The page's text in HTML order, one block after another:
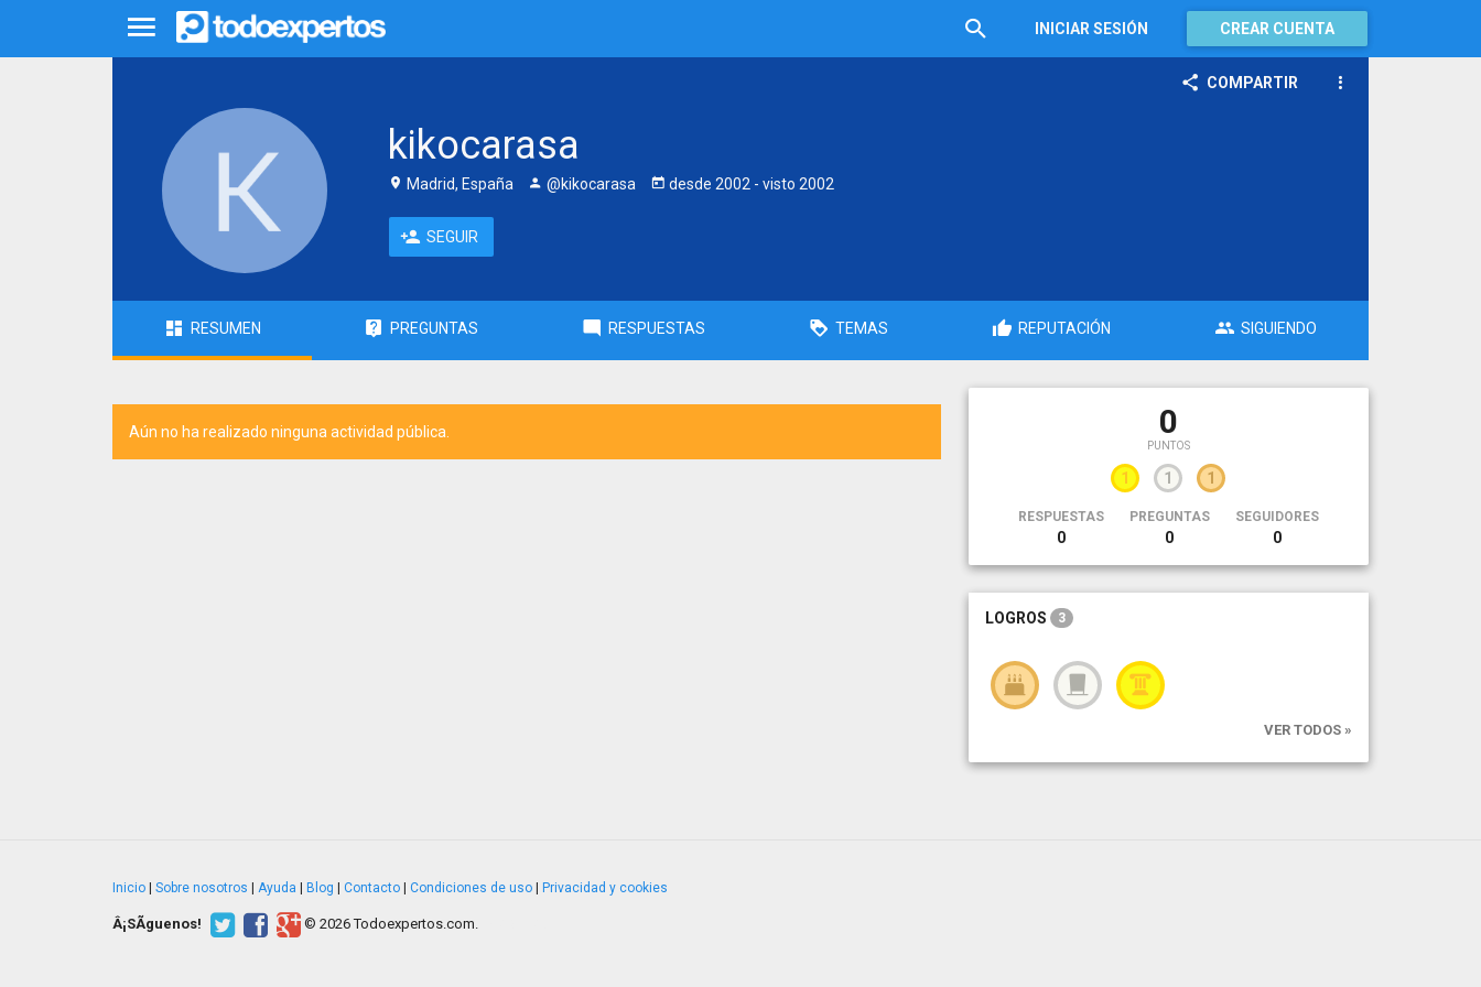
INICIAR SESIÓN CREAR CUENTA
COMPARTIR
kikocarasa
Madrid, España @kikocarasa desde 2002 - visto 2002
SEGUIR
RESUMEN PREGUNTAS RESPUESTAS TEMAS REPUTACIÓN SIGUIENDO
Aún no ha realizado ninguna actividad pública. 0
PUNTOS
1 1 1
RESPUESTAS
0
PREGUNTAS
0
SEGUIDORES
0
LOGROS 3
VER TODOS »
Inicio Sobre nosotros Ayuda Blog Contacto Condiciones de uso Privacidad y cookies
Â¡SÃ­guenos! © 2026 Todoexpertos.com.